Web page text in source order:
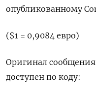
опубликованному
($1 = 0,9084 евро)
Оригинал
доступен по коду: